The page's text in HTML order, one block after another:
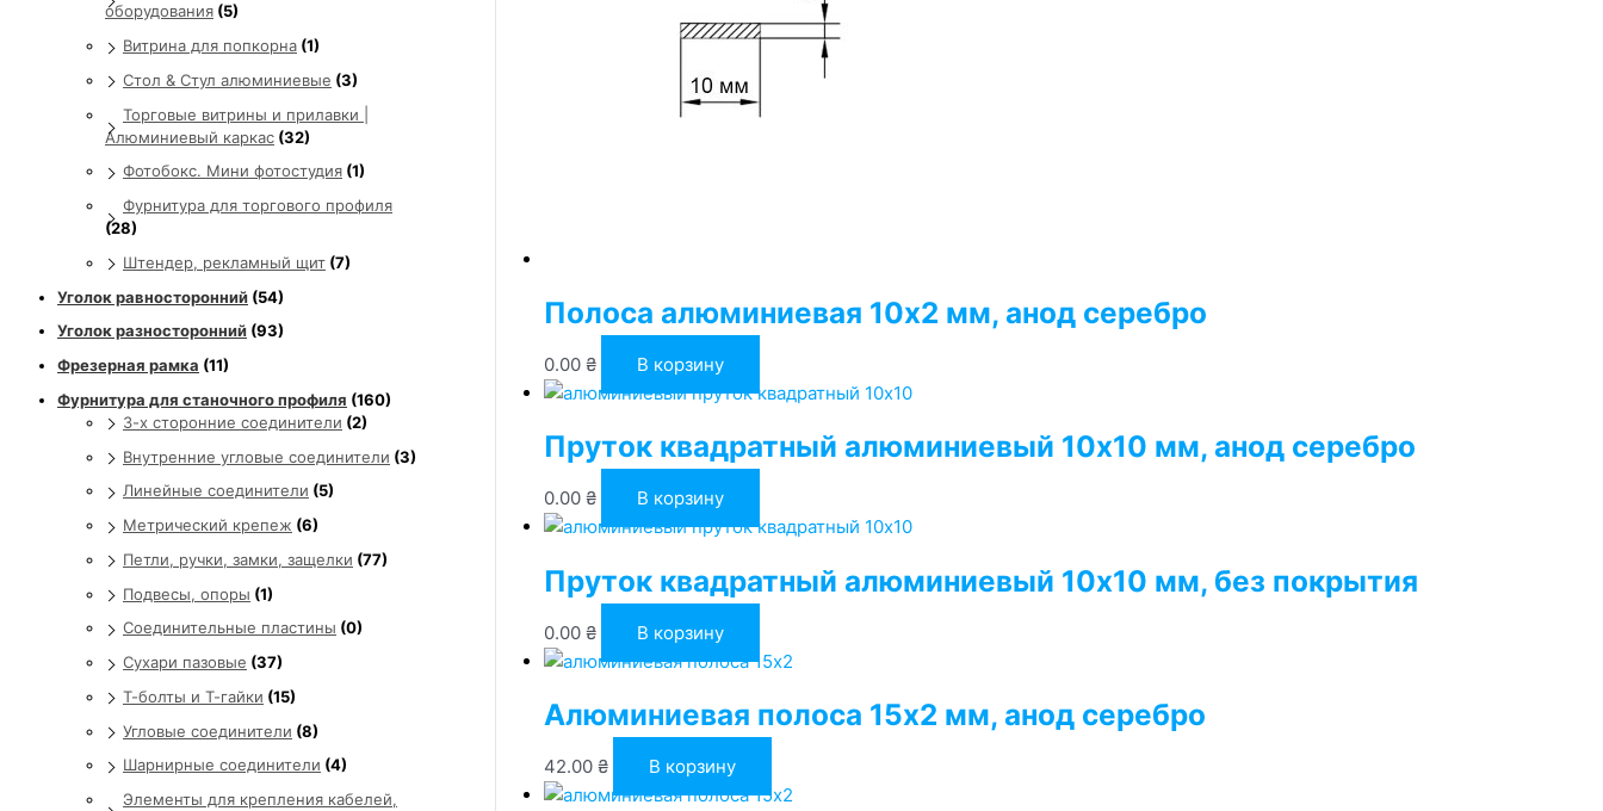
оборудования (5)
Витрина для попкорна (1)
Стол & Стул алюминиевые (3)
Торговые витрины и прилавки |
Алюминиевый каркас (32)
Фотобокс. Мини фотостудия (1)
Фурнитура для торгового профиля
(28)
Штендер, рекламный щит (7)
Уголок равносторонний (54)
Уголок разносторонний (93)
Фрезерная рамка (11)
Фурнитура для станочного профиля (160)
3-х сторонние соединители (2)
Внутренние угловые соединители (3)
Линейные соединители (5)
Метрический крепеж (6)
Петли, ручки, замки, защелки (77)
Подвесы, опоры (1)
Соединительные пластины (0)
Сухари пазовые (37)
Т-болты и Т-гайки (15)
Угловые соединители (8)
Шарнирные соединители (4)
Элементы для крепления кабелей,
Полоса алюминиевая 10х2 мм, анод серебро
0.00₴ В корзину
Пруток квадратный алюминиевый 10х10 мм, анод серебро
0.00₴ В корзину
Пруток квадратный алюминиевый 10х10 мм, без покрытия
0.00₴ В корзину
Алюминиевая полоса 15х2 мм, анод серебро
42.00₴ В корзину